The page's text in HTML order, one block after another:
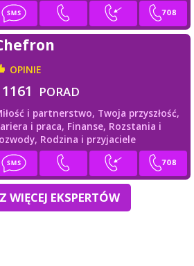
OPINIE
PORAD
i partnerstwo, Twoja przyszłość,
i praca, Finanse, Rozstania i
Rodzina i przyjaciele
WIĘCEJ EKSPERTÓW